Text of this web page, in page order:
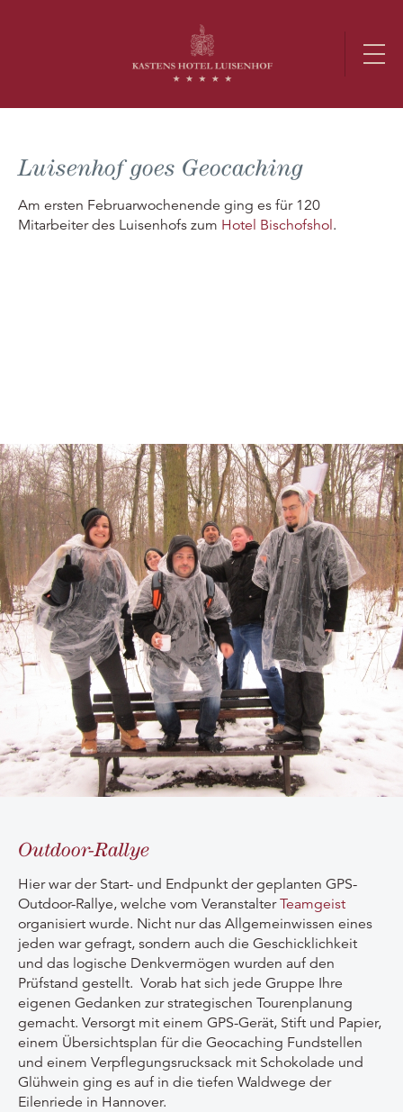
Luisenhof goes Geocaching
Am ersten Februarwochenende ging es für 120
Mitarbeiter des Luisenhofs zum Hotel Bischofshol.
Outdoor-Rallye
Hier war der Start- und Endpunkt der geplanten GPS-
Outdoor-Rallye, welche vom VeranstalterTeamgeist
organisiert wurde. Nicht nur das Allgemeinwissen eines
jeden war gefragt, sondern auch die Geschicklichkeit
und das logische Denkvermögen wurden auf den
Prüfstand gestellt. Vorab hat sich jede Gruppe Ihre
eigenen Gedanken zur strategischen Tourenplanung
gemacht. Versorgt mit einem GPS-Gerät, Stift und Papier,
einem Übersichtsplan für die Geocaching Fundstellen
und einem Verpflegungsrucksack mit Schokolade und
Glühwein ging es auf in die tiefen Waldwege der
Eilenriede in Hannover.